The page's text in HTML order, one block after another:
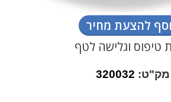
להצעת מחיר
טיפוס וגלישה לטף
מק"ט: 320032